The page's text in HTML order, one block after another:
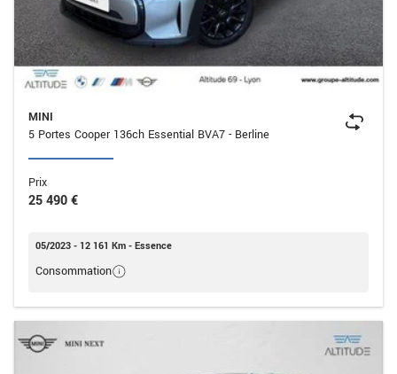
MINI
5 Portes Cooper 136ch Essential BVA7 - Berline
Prix
25 490 €
05/2023 - 12 161 Km - Essence
Consommation